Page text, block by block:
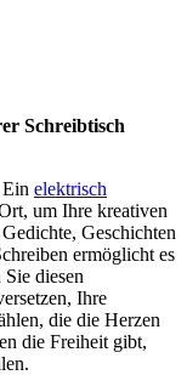
Schreibtisch
elektrisch
um Ihre kreativen
Geschichten
ermöglicht es
diesen
Ihre
die die Herzen
die Freiheit gibt,